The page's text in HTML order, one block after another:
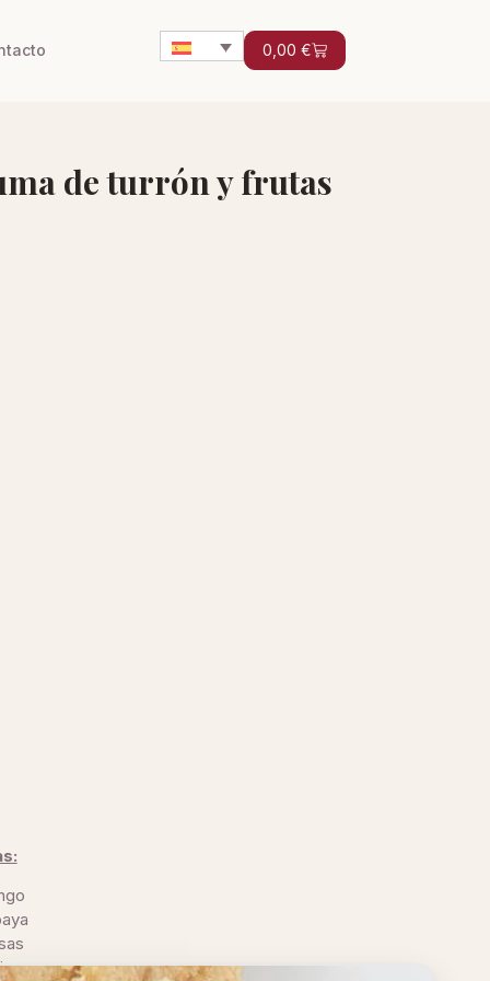
0,00 €
de turrón y frutas